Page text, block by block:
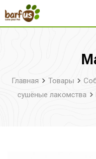
Перейти
Главная Товары
сушёные лакомства